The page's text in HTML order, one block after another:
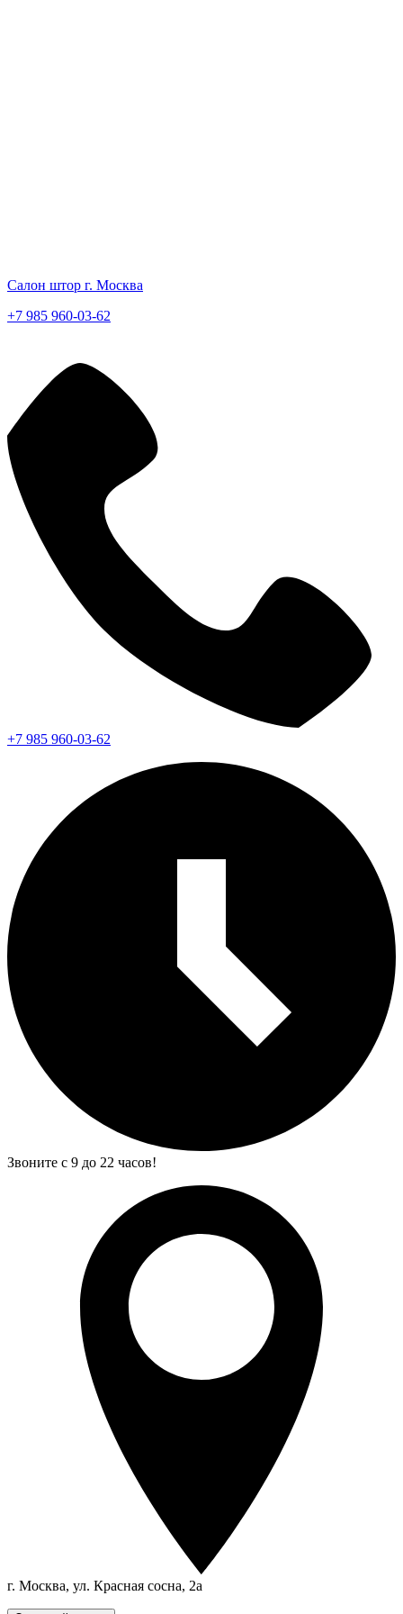
Салон штор г. Москва
+7 985 960-03-62
+7 985 960-03-62
Звоните с 9 до 22 часов!
г. Москва, ул. Красная сосна, 2а